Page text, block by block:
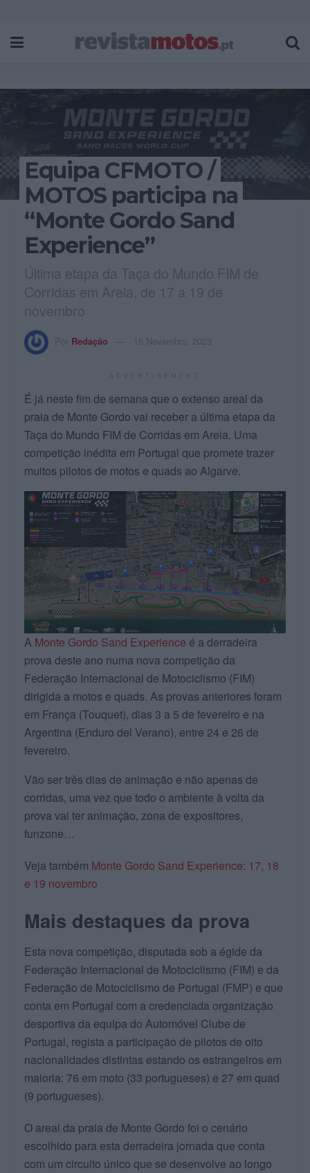
Equipa CFMOTO /
MOTOS participa na
“Monte Gordo Sand
Experience”
Última etapa da Taça do Mundo FIM de
Corridas em Areia, de 17 a 19 de
novembro
Por Redação 15 Novembro, 2023
É já neste fim de semana que o extenso areal da
praia de Monte Gordo vai receber a última etapa da
Taça do Mundo FIM de Corridas em Areia. Uma
competição inédita em Portugal que promete trazer
muitos pilotos de motos e quads ao Algarve.
A Monte Gordo Sand Experience é a derradeira
prova deste ano numa nova competição da
Federação Internacional de Motociclismo (FIM)
dirigida a motos e quads. As provas anteriores foram
em França (Touquet), dias 3 a 5 de fevereiro e na
Argentina (Enduro del Verano), entre 24 e 26 de
fevereiro.
Vão ser três dias de animação e não apenas de
corridas, uma vez que todo o ambiente à volta da
prova vai ter animação, zona de expositores,
funzone…
Veja também Monte Gordo Sand Experience: 17, 18
e 19 novembro
Mais destaques da prova
Esta nova competição, disputada sob a égide da
Federação Internacional de Motociclismo (FIM) e da
Federação de Motociclismo de Portugal (FMP) e que
conta em Portugal com a credenciada organização
desportiva da equipa do Automóvel Clube de
Portugal, regista a participação de pilotos de oito
nacionalidades distintas estando os estrangeiros em
maioria: 76 em moto (33 portugueses) e 27 em quad
(9 portugueses).
O areal da praia de Monte Gordo foi o cenário
escolhido para esta derradeira jornada que conta
com um circuito único que se desenvolve ao longo